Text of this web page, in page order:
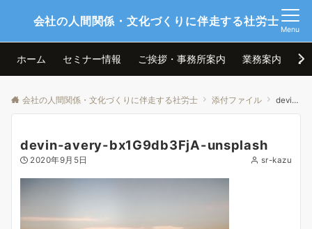
会社の人間関係・文化づくりに伴走する社労士
Menu
ホーム セミナー情報 ご挨拶・事務所案内 業務案内 お
会社の人間関係・文化づくりに伴走する社労士 添付ファイル devin-avery-bx1G9db3FjA-unsplash
devin-avery-bx1G9db3FjA-unsplash
2020年9月5日 sr-kazu